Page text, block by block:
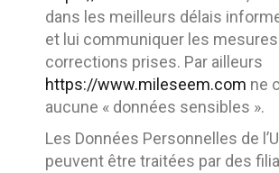
dans les meilleurs délais
et lui communiquer les
corrections prises. Par ailleurs
https://www.mileseem.com ne
aucune « données sensibles ».
Les Données Personnelles de
peuvent être traitées par des